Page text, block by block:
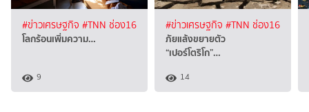
#ข่าวเศรษฐกิจ #TNN ช่อง16
โลกร้อนเพิ่มความ…
9
#ข่าวเศรษฐกิจ #TNN ช่อง16
ภัยแล้งขยายตัว
“เปอร์โตริโก”…
14